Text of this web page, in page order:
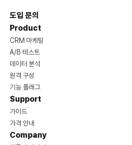
도입 문의
Product
CRM 마케팅
A/B 테스트
데이터 분석
원격 구성
기능 플래그
Support
가이드
가격 안내
Company